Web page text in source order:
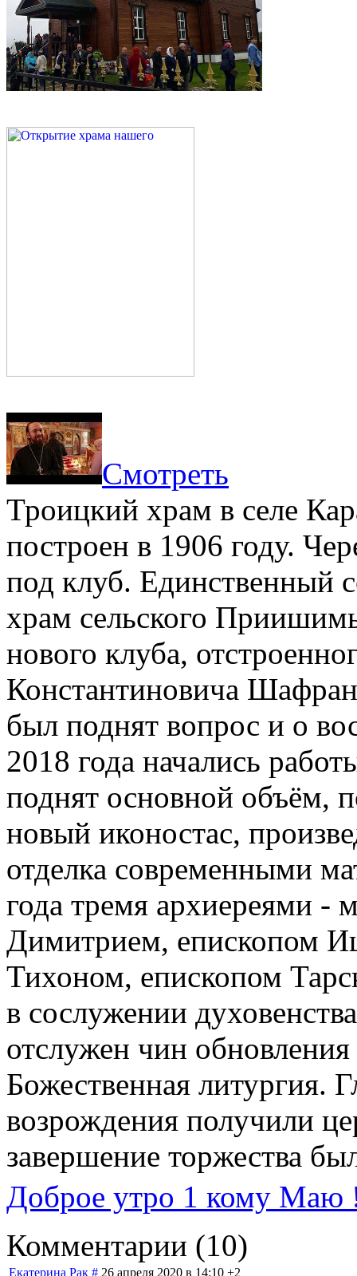
Смотреть
Троицкий храм в селе
построен в 1906 году.
под клуб. Единственный
храм сельского
нового клуба,
Константиновича
был поднят вопрос и о
2018 года начались
поднят основной объём,
новый иконостас,
отделка современными
года тремя архиереями -
Димитрием, епископом
Тихоном, епископом
в сослужении
отслужен чин
Божественная литургия.
возрождения получили
завершение торжества
Доброе утро 1 кому
Комментарии (10)
Екатерина Рак # 26 апреля 2020 в 14:10 +2